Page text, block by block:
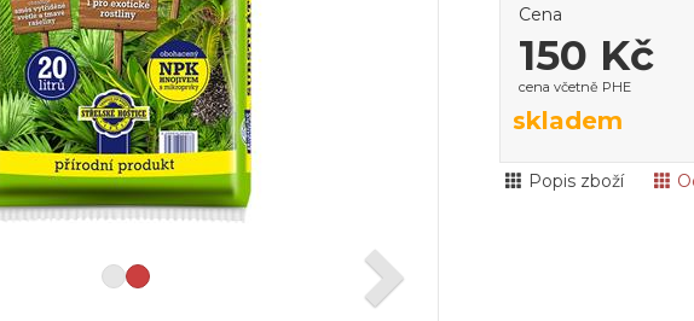
Cena
150 Kč
cena včetně PHE
skladem
Popis zboží